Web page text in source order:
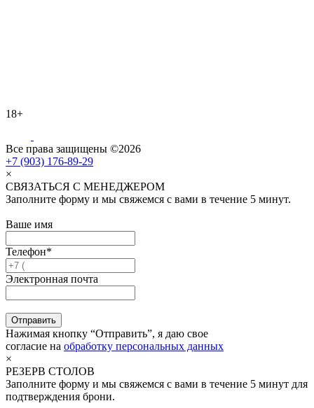
18+
Все права защищены ©2026
+7 (903) 176-89-29
×
СВЯЗАТЬСЯ С МЕНЕДЖЕРОМ
Заполните форму и мы свяжемся с вами в течение 5 минут.
Ваше имя
Телефон*
Электронная почта
Отправить
Нажимая кнопку “Отправить”, я даю свое
согласие на обработку персональных данных
×
РЕЗЕРВ СТОЛОВ
Заполните форму и мы свяжемся с вами в течение 5 минут для
подтверждения брони.